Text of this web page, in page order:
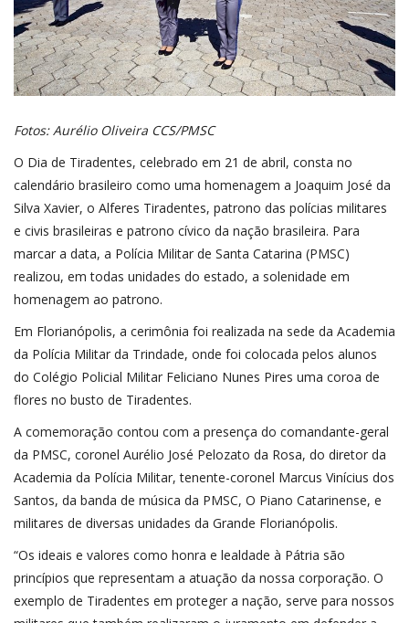
Fotos: Aurélio Oliveira CCS/PMSC
O Dia de Tiradentes, celebrado em 21 de abril, consta no
calendário brasileiro como uma homenagem a Joaquim José da
Silva Xavier, o Alferes Tiradentes, patrono das polícias militares
e civis brasileiras e patrono cívico da nação brasileira. Para
marcar a data, a Polícia Militar de Santa Catarina (PMSC)
realizou, em todas unidades do estado, a solenidade em
homenagem ao patrono.
Em Florianópolis, a cerimônia foi realizada na sede da Academia
da Polícia Militar da Trindade, onde foi colocada pelos alunos
do Colégio Policial Militar Feliciano Nunes Pires uma coroa de
flores no busto de Tiradentes.
A comemoração contou com a presença do comandante-geral
da PMSC, coronel Aurélio José Pelozato da Rosa, do diretor da
Academia da Polícia Militar, tenente-coronel Marcus Vinícius dos
Santos, da banda de música da PMSC, O Piano Catarinense, e
militares de diversas unidades da Grande Florianópolis.
“Os ideais e valores como honra e lealdade à Pátria são
princípios que representam a atuação da nossa corporação. O
exemplo de Tiradentes em proteger a nação, serve para nossos